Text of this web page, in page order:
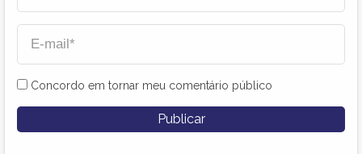
Concordo em tornar meu comentário público